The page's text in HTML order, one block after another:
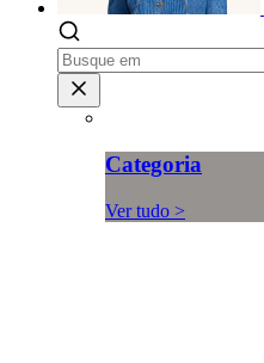
Categoria
Ver tudo >